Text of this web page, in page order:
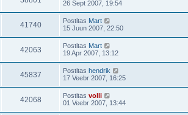
26 Sept 2007, 19:54
41740 Postitas Mart
15 Juun 2007, 22:50
42063 Postitas Mart
19 Apr 2007, 13:12
45837 Postitas hendrik
17 Veebr 2007, 16:25
42068 Postitas volli
01 Veebr 2007, 13:44